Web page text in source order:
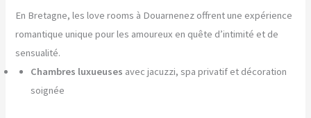
En Bretagne, les love rooms à Douarnenez offrent une expérience
romantique unique pour les amoureux en quête d’intimité et de
sensualité.
Chambres luxueuses avec jacuzzi, spa privatif et décoration
soignée